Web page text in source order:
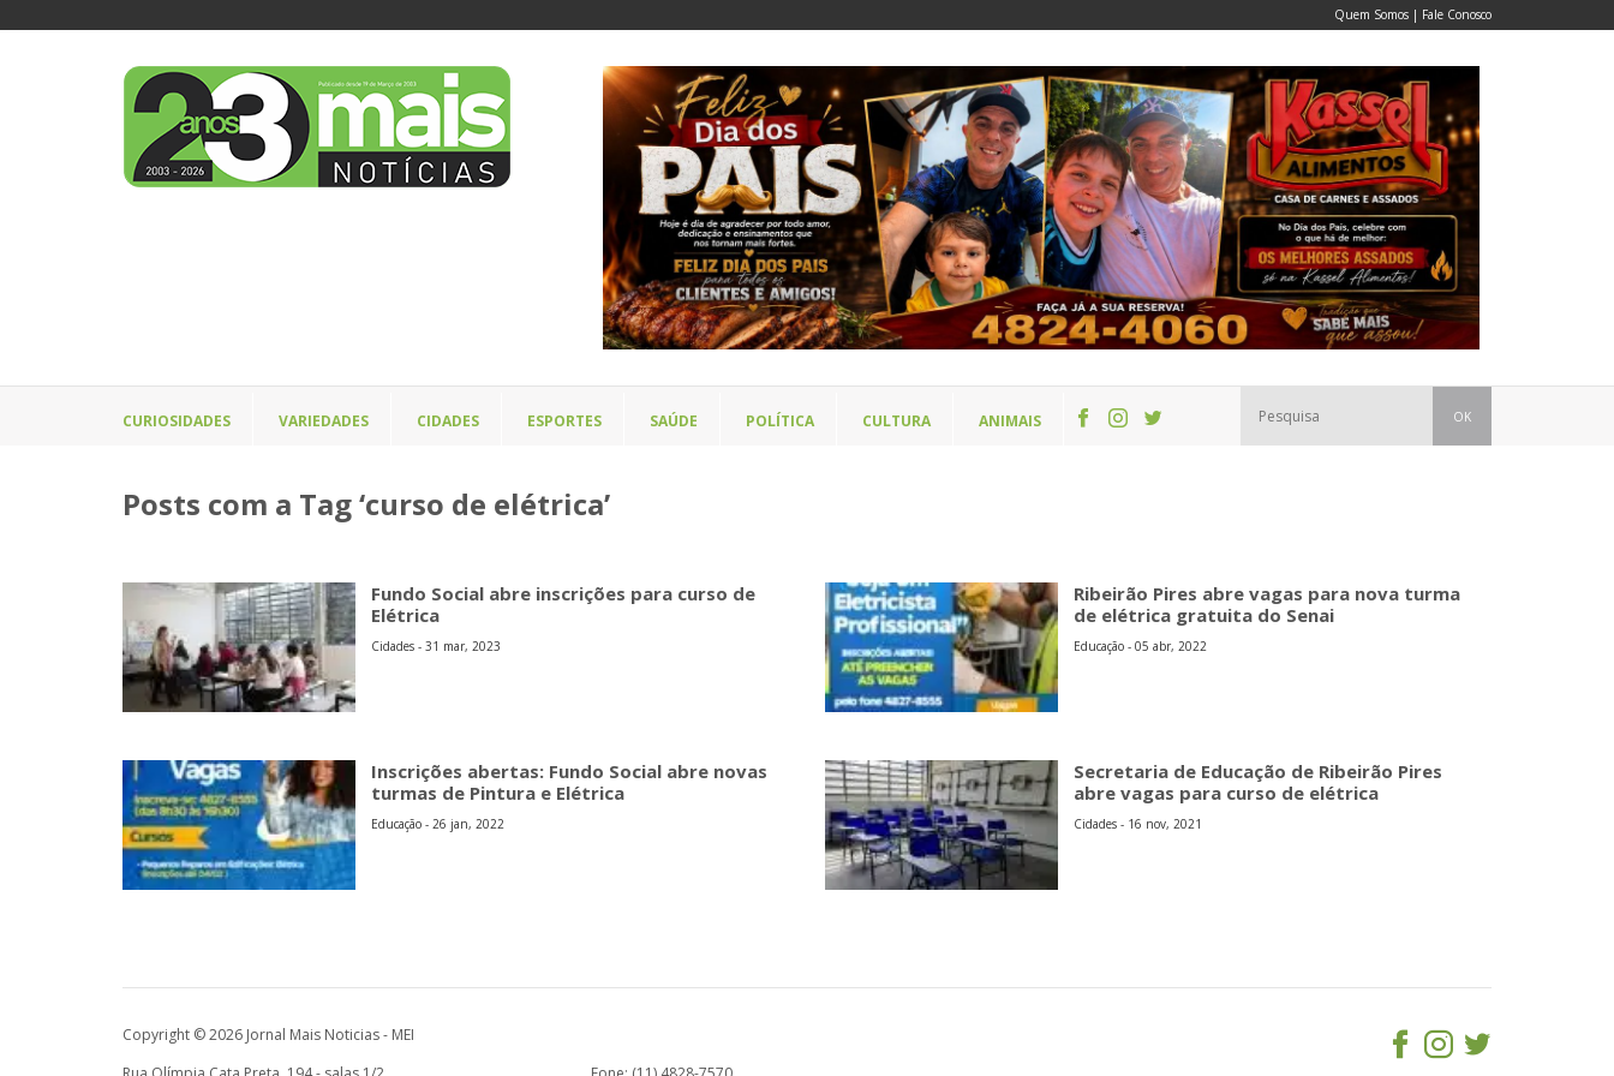
Quem Somos | Fale Conosco
CURIOSIDADES VARIEDADES CIDADES ESPORTES SAÚDE POLÍTICA CULTURA ANIMAIS OK
Posts com a Tag ‘curso de elétrica’
Fundo Social abre inscrições para curso de
Elétrica
Cidades - 31 mar, 2023
Ribeirão Pires abre vagas para nova turma
de elétrica gratuita do Senai
Educação - 05 abr, 2022
Inscrições abertas: Fundo Social abre novas
turmas de Pintura e Elétrica
Educação - 26 jan, 2022
Secretaria de Educação de Ribeirão Pires
abre vagas para curso de elétrica
Cidades - 16 nov, 2021
Copyright © 2026 Jornal Mais Noticias - MEI